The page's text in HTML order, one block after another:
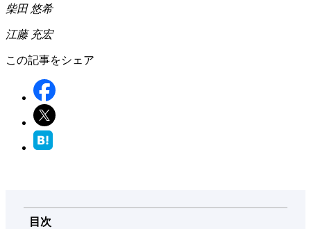
柴田 悠希
江藤 充宏
この記事をシェア
目次